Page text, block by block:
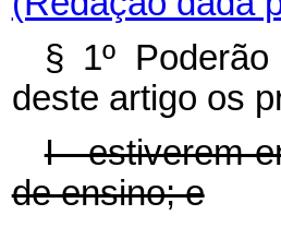
§ 1º
deste artigo os
I - estiverem
de ensino; e